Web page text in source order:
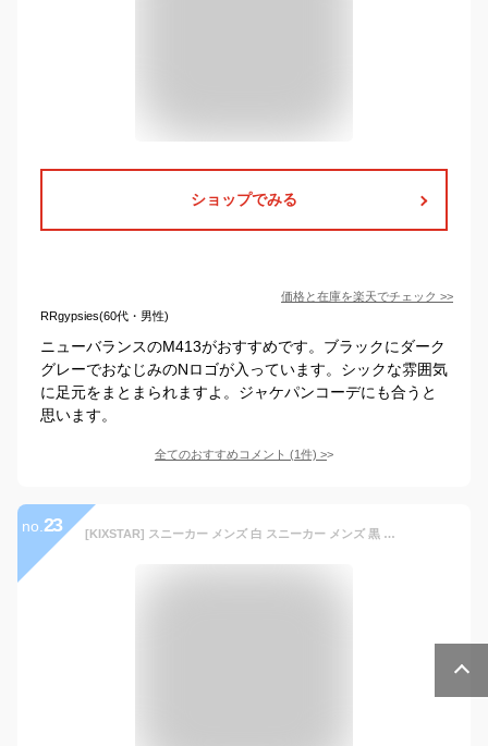
ショップでみる
価格と在庫を楽天でチェック >>
RRgypsies(60代・男性)
ニューバランスのM413がおすすめです。ブラックにダーク
グレーでおなじみのNロゴが入っています。シックな雰囲気
に足元をまとまられますよ。ジャケパンコーデにも合うと
思います。
全てのおすすめコメント (1件) >
no. 23 [KIXSTAR] スニーカー メンズ 白 スニーカー メンズ 黒 軽量 ローカットスニーカー メンズ コートスニーカー スポーツシューズ 人気 軽い ウォーキングシューズ スポーツ ビジネスシューズ 革靴 メンズ ブラック 26.5 cm